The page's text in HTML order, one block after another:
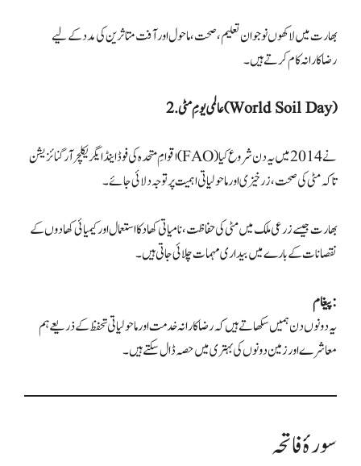
بھارت میں لاکھوں نوجوان تعلیم، صحت، ماحول اور آفت متاثرین کی مدد کے لیے
2. عالمی یومِ مٹی (World Soil Day)
اقوامِ متحدہ کی فوڈ اینڈ ایگریکلچر آرگنائزیشن (FAO) نے 2014 میں یہ دن شروع کیا
بھارت جیسے زرعی ملک میں مٹی کی حفاظت، نامیاتی کھاد کا استعمال اور کیمیائی کھادوں کے
پیغام:
یہ دونوں دن ہمیں سکھاتے ہیں کہ رضاکارانہ خدمت اور ماحولیاتی تحفظ کے ذریعے ہم
سورۂ فاتحہ